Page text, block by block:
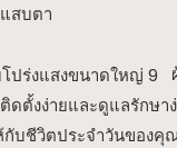
สบตา
ตั้งง่ายและดูแลรักษา
กับชีวิตประจำวันของคุ